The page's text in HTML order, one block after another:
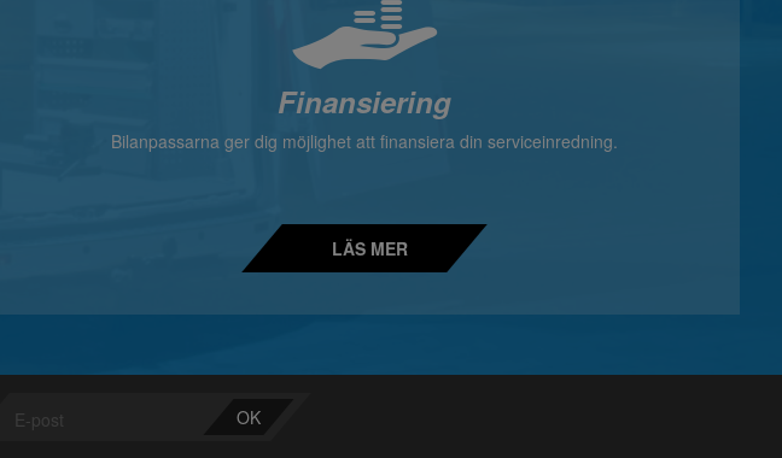
Finansiering
Bilanpassarna ger dig möjlighet att finansiera din serviceinredning.
LÄS MER
OK